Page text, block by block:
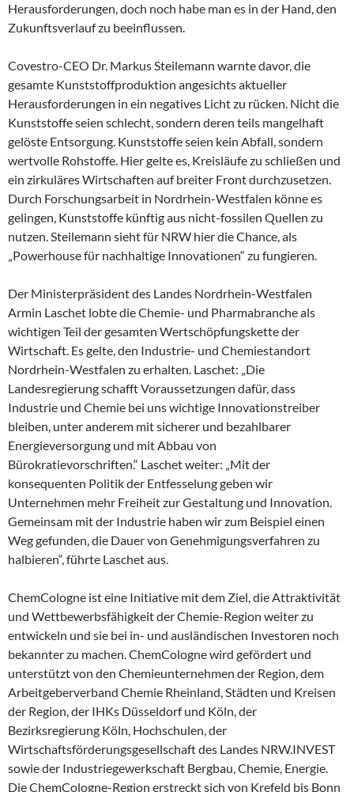
Herausforderungen, doch noch habe man es in der Hand, den
Zukunftsverlauf zu beeinflussen.
Covestro-CEO Dr. Markus Steilemann warnte davor, die
gesamte Kunststoffproduktion angesichts aktueller
Herausforderungen in ein negatives Licht zu rücken. Nicht die
Kunststoffe seien schlecht, sondern deren teils mangelhaft
gelöste Entsorgung. Kunststoffe seien kein Abfall, sondern
wertvolle Rohstoffe. Hier gelte es, Kreisläufe zu schließen und
ein zirkuläres Wirtschaften auf breiter Front durchzusetzen.
Durch Forschungsarbeit in Nordrhein-Westfalen könne es
gelingen, Kunststoffe künftig aus nicht-fossilen Quellen zu
nutzen. Steilemann sieht für NRW hier die Chance, als
„Powerhouse für nachhaltige Innovationen“ zu fungieren.
Der Ministerpräsident des Landes Nordrhein-Westfalen
Armin Laschet lobte die Chemie- und Pharmabranche als
wichtigen Teil der gesamten Wertschöpfungskette der
Wirtschaft. Es gelte, den Industrie- und Chemiestandort
Nordrhein-Westfalen zu erhalten. Laschet: „Die
Landesregierung schafft Voraussetzungen dafür, dass
Industrie und Chemie bei uns wichtige Innovationstreiber
bleiben, unter anderem mit sicherer und bezahlbarer
Energieversorgung und mit Abbau von
Bürokratievorschriften.“ Laschet weiter: „Mit der
konsequenten Politik der Entfesselung geben wir
Unternehmen mehr Freiheit zur Gestaltung und Innovation.
Gemeinsam mit der Industrie haben wir zum Beispiel einen
Weg gefunden, die Dauer von Genehmigungsverfahren zu
halbieren“, führte Laschet aus.
ChemCologne ist eine Initiative mit dem Ziel, die Attraktivität
und Wettbewerbsfähigkeit der Chemie-Region weiter zu
entwickeln und sie bei in- und ausländischen Investoren noch
bekannter zu machen. ChemCologne wird gefördert und
unterstützt von den Chemieunternehmen der Region, dem
Arbeitgeberverband Chemie Rheinland, Städten und Kreisen
der Region, der IHKs Düsseldorf und Köln, der
Bezirksregierung Köln, Hochschulen, der
Wirtschaftsförderungsgesellschaft des Landes NRW.INVEST
sowie der Industriegewerkschaft Bergbau, Chemie, Energie.
Die ChemCologne-Region erstreckt sich von Krefeld bis Bonn